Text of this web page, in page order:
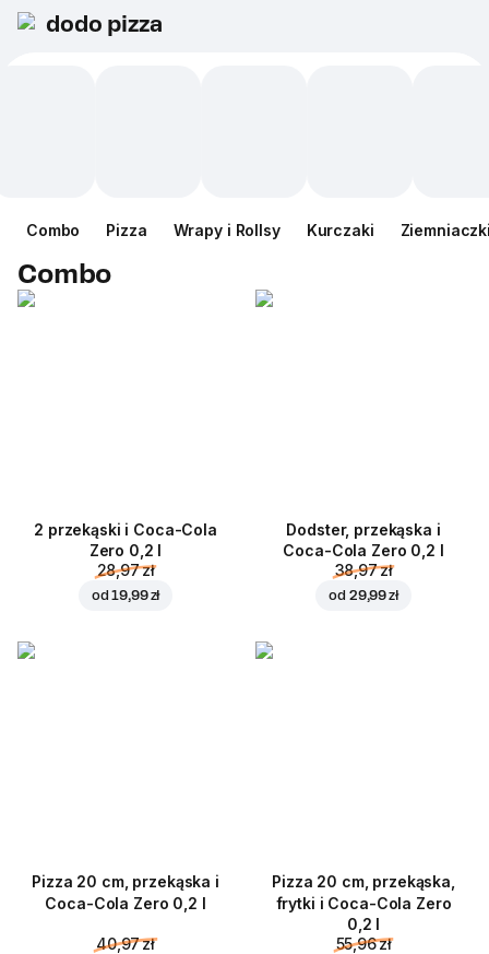
dodo pizza
Сombo Pizza Wrapy i Rollsy Kurczaki
Сombo
2 przekąski i Coca-Cola
Zero 0,2 l
28,97 zł
od19,99 zł
Dodster, przekąska i
Coca-Cola Zero 0,2 l
38,97 zł
od 29,99 zł
Pizza 20 cm, przekąska i
Coca-Cola Zero 0,2 l
40,97 zł
Pizza 20 cm, przekąska,
frytki i Coca-Cola Zero
0,2 l
55,96 zł